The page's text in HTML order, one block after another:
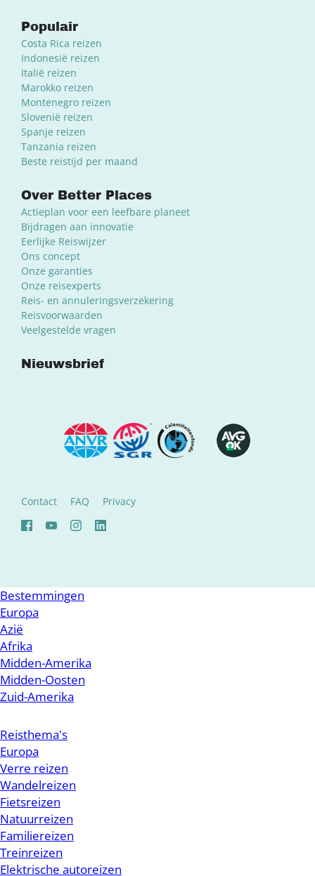
Populair
Costa Rica reizen
Indonesië reizen
Italië reizen
Marokko reizen
Montenegro reizen
Slovenië reizen
Spanje reizen
Tanzania reizen
Beste reistijd per maand
Over Better Places
Actieplan voor een leefbare planeet
Bijdragen aan innovatie
Eerlijke Reiswijzer
Ons concept
Onze garanties
Onze reisexperts
Reis- en annuleringsverzekering
Reisvoorwaarden
Veelgestelde vragen
Nieuwsbrief
Contact FAQ Privacy
Bestemmingen
Europa
Azië
Afrika
Midden-Amerika
Midden-Oosten
Zuid-Amerika
Reisthema's
Europa
Verre reizen
Wandelreizen
Fietsreizen
Natuurreizen
Familiereizen
Treinreizen
Elektrische autoreizen